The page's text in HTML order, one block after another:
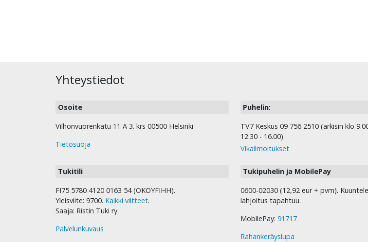
Yhteystiedot
Osoite
Vilhonvuorenkatu 11 A 3. krs 00500 Helsinki
Tietosuoja
Puhelin:
TV7 Keskus 09 756 2510 (arkisin klo
12.30 - 16.00)
Vikailmoitukset
Tukitili
FI75 5780 4120 0163 54 (OKOYFIHH).
Yleisviite: 9700. Kaikki viitteet.
Saaja: Ristin Tuki ry
Palvelunkuvaus
Tukipuhelin ja MobilePay
0600-02030 (12,92 eur + pvm).
lahjoitus tapahtuu.
MobilePay: 91717
Rahankeräyslupa